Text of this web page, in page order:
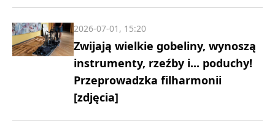
Zwijają wielkie gobeliny, wynoszą
instrumenty, rzeźby i... poduchy!
Przeprowadzka filharmonii
[zdjęcia]
2026-07-01, 15:20